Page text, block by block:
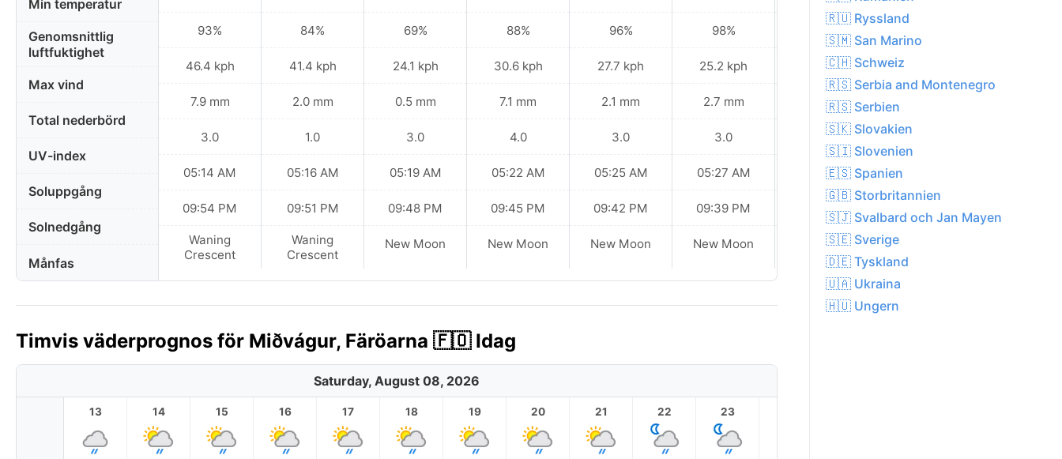
Min temperatur
Genomsnittlig
luftfuktighet
Max vind
Total nederbörd
UV-index
Soluppgång
Solnedgång
Månfas
93%
46.4 kph
7.9 mm
3.0
05:14 AM
09:54 PM
Waning
Crescent
84%
41.4 kph
2.0 mm
1.0
05:16 AM
09:51 PM
Waning
Crescent
69%
24.1 kph
0.5 mm
3.0
05:19 AM
09:48 PM
New Moon
88%
30.6 kph
7.1 mm
4.0
05:22 AM
09:45 PM
New Moon
96%
27.7 kph
2.1 mm
3.0
05:25 AM
09:42 PM
New Moon
98%
25.2 kph
2.7 mm
3.0
05:27 AM
09:39 PM
New Moon
22.7 kph
0.8 mm
4.0
05:30 AM
09:36 PM
Waxing
Crescent
Timvis väderprognos för Miðvágur, Färöarna 🇫🇴 Idag
Saturday, August 08, 2026
13 14 15 16 17 18 19 20 21 22 23
🇷🇺 Ryssland
🇸🇲 San Marino
🇨🇭 Schweiz
🇷🇸 Serbia and Montenegro
🇷🇸 Serbien
🇸🇰 Slovakien
🇸🇮 Slovenien
🇪🇸 Spanien
🇬🇧 Storbritannien
🇸🇯 Svalbard och Jan Mayen
🇸🇪 Sverige
🇩🇪 Tyskland
🇺🇦 Ukraina
🇭🇺 Ungern